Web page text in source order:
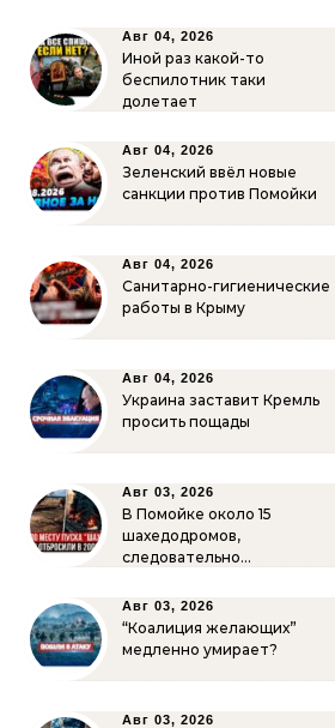
Авг 04, 2026
Иной раз какой-то
беспилотник таки
долетает
Авг 04, 2026
Зеленский ввёл новые
санкции против Помойки
Авг 04, 2026
Санитарно-гигиенические
работы в Крыму
Авг 04, 2026
Украина заставит Кремль
просить пощады
Авг 03, 2026
В Помойке около 15
шахедодромов,
следовательно…
Авг 03, 2026
“Коалиция желающих”
медленно умирает?
Авг 03, 2026